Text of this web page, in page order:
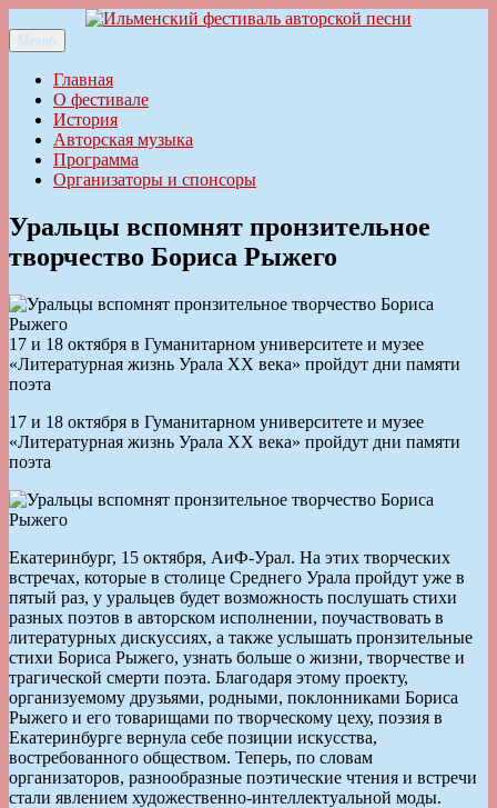
к
содержимому
Ильменский фестиваль авторской песни
Меню
Главная
О фестивале
История
Авторская музыка
Программа
Организаторы и спонсоры
Уральцы вспомнят пронзительное
творчество Бориса Рыжего
17 и 18 октября в Гуманитарном университете и музее
«Литературная жизнь Урала XX века» пройдут дни памяти
поэта
17 и 18 октября в Гуманитарном университете и музее
«Литературная жизнь Урала XX века» пройдут дни памяти
поэта
Екатеринбург, 15 октября, АиФ-Урал. На этих творческих
встречах, которые в столице Среднего Урала пройдут уже в
пятый раз, у уральцев будет возможность послушать стихи
разных поэтов в авторском исполнении, поучаствовать в
литературных дискуссиях, а также услышать пронзительные
стихи Бориса Рыжего, узнать больше о жизни, творчестве и
трагической смерти поэта. Благодаря этому проекту,
организуемому друзьями, родными, поклонниками Бориса
Рыжего и его товарищами по творческому цеху, поэзия в
Екатеринбурге вернула себе позиции искусства,
востребованного обществом. Теперь, по словам
организаторов, разнообразные поэтические чтения и встречи
стали явлением художественно-интеллектуальной моды.